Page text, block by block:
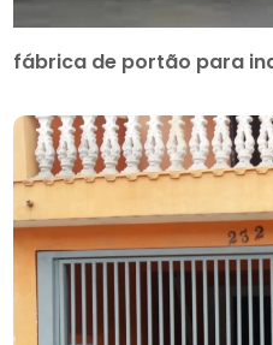
fábrica de portão para